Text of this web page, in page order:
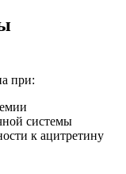
при:
системы
к ацитретину